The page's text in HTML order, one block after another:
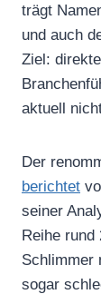
trägt
und auch
Ziel:
aktuell
Der
berichtet
seiner
Reihe rund
Schlimmer
sogar